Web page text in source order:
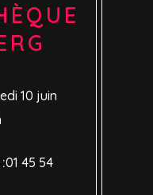
10 juin
01 45 54